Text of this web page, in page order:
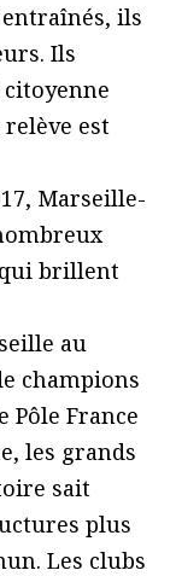
entraînés, ils
Ils
est
Marseille-
brillent
au
champions
Pôle France
les grands
sait
plus
Les clubs